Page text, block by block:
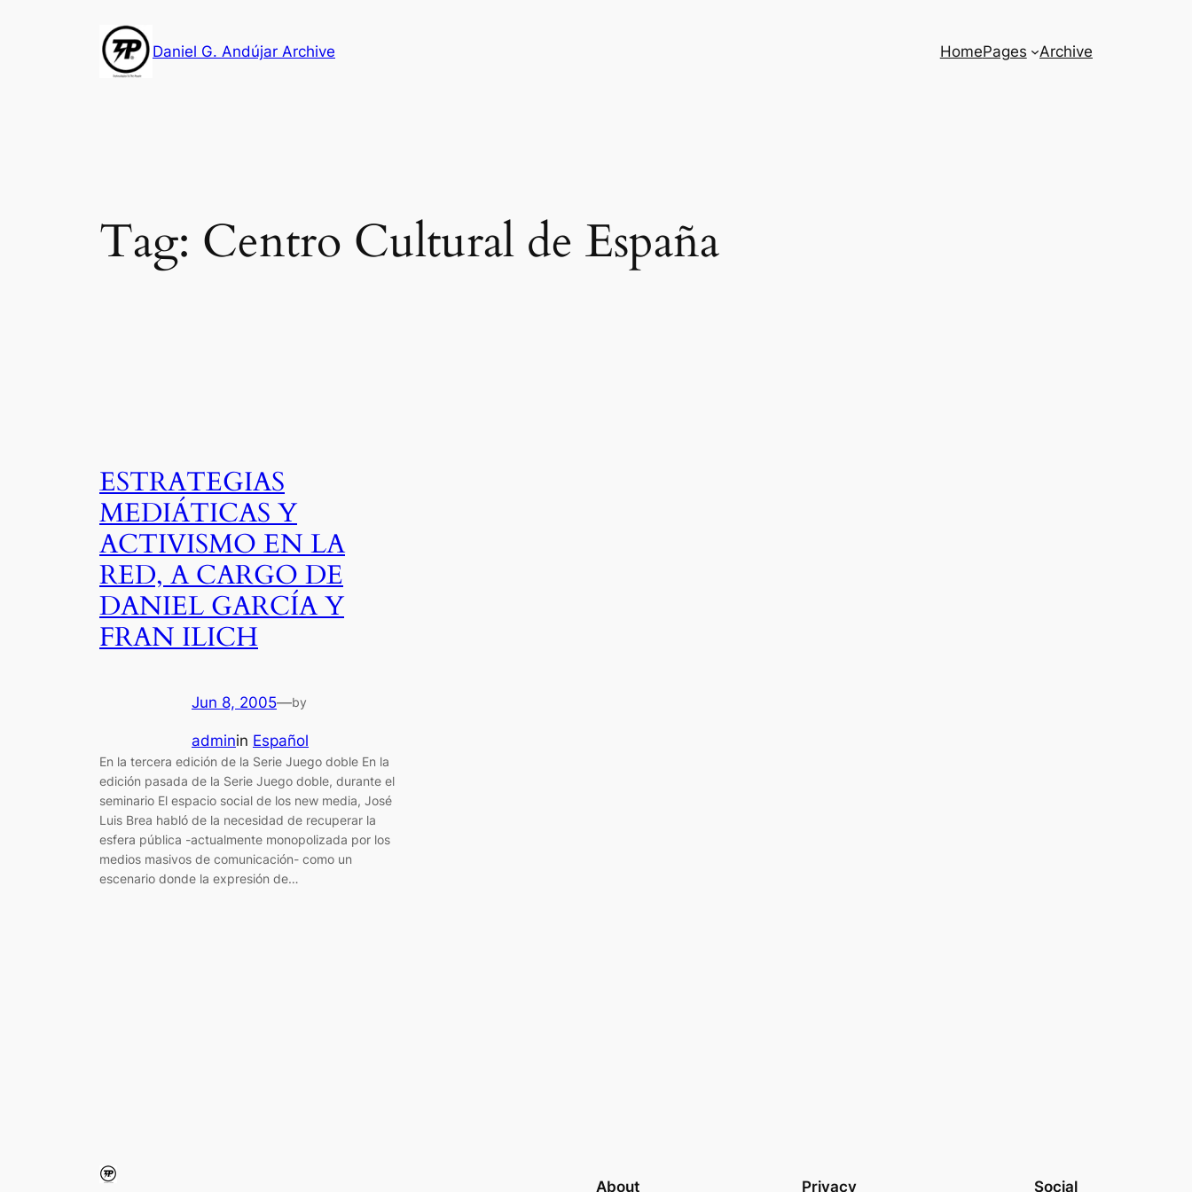
Daniel G. Andújar Archive HomePages Archive
Tag: Centro Cultural de España
ESTRATEGIAS
MEDIÁTICAS Y
ACTIVISMO EN LA
RED, A CARGO DE
DANIEL GARCÍA Y
FRAN ILICH
Jun 8, 2005—by
adminin Español
En la tercera edición de la Serie Juego doble En la
edición pasada de la Serie Juego doble, durante el
seminario El espacio social de los new media, José
Luis Brea habló de la necesidad de recuperar la
esfera pública -actualmente monopolizada por los
medios masivos de comunicación- como un
escenario donde la expresión de…
About Privacy Social